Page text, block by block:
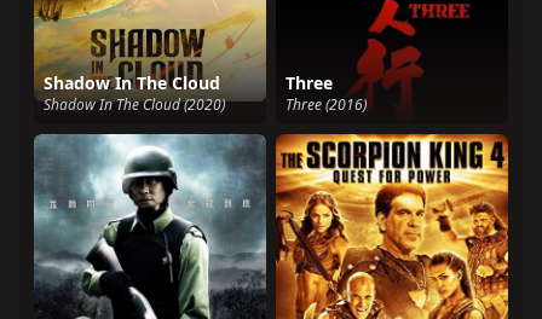
Shadow In The Cloud
Shadow In The Cloud (2020)
Three
Three (2016)